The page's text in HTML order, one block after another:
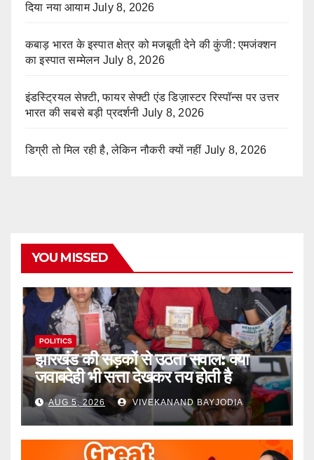
दिया नया आयाम July 8, 2026
कबाड़ भारत के इस्पात क्षेत्र को मजबूती देने की कुंजी: एमजंक्शन
का इस्पात सम्मेलन July 8, 2026
इंडस्ट्रियल सेफ़्टी, फायर सेफ्टी एंड डिज़ास्टर रिस्पॉन्स पर उत्तर
भारत की सबसे बड़ी प्रदर्शनी July 8, 2026
डिग्री तो मिल रही है, लेकिन नौकरी क्यों नहीं July 8, 2026
YOU MISSED
POLITICS
झारखंड की सड़कों से उठता सवाल: क्या
जवाबदेही भी सत्ता देखकर तय होती है
AUG 5, 2026 VIVEKANAND BAYJODIA